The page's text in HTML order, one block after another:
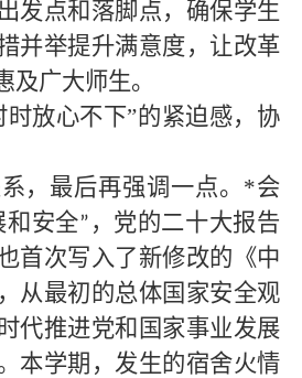
发点和落脚点，确保学生
并举提升满意度，让改革
及广大师生。
时放心不下”的紧迫感，协
，最后再强调一点。*会
和安全” ，党的二十大报告
首次写入了新修改的《中
从最初的总体国家安全观
代推进党和国家事业发展
本学期，发生的宿舍火情